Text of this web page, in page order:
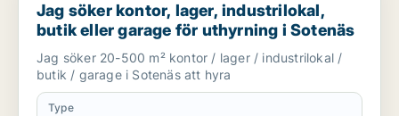
Jag söker kontor, lager, industrilokal,
butik eller garage för uthyrning i Sotenäs
Jag söker 20-500 m² kontor / lager / industrilokal /
butik / garage i Sotenäs att hyra
Type